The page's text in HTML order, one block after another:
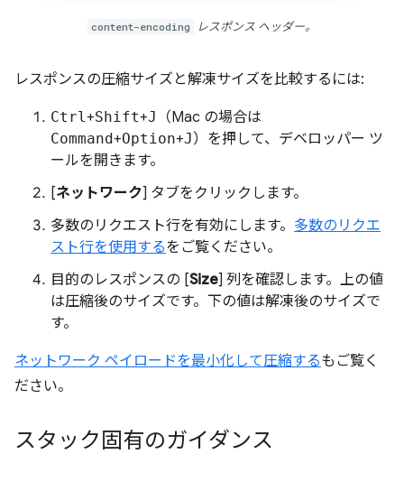
content-encoding レスポンス ヘッダー。
レスポンスの圧縮サイズと解凍サイズを比較するには:
Ctrl+Shift+J （Mac の場合は
Command+Option+J）を押して、デベロッパー ツ
ールを開きます。
[ネットワーク] タブをクリックします。
多数のリクエスト行を有効にします。 多数のリクエ
スト行を使用するをご覧ください。
目的のレスポンスの [Size] 列を確認します。上の値
は圧縮後のサイズです。下の値は解凍後のサイズで
す。
ネットワーク ペイロードを最小化して圧縮するもご覧く
ださい。
スタック固有のガイダンス